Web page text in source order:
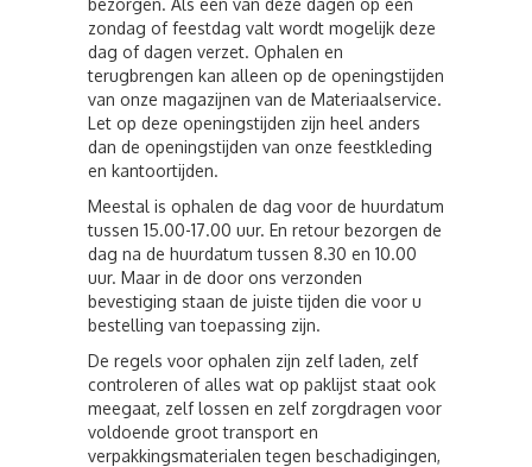
bezorgen. Als een van deze dagen op een
zondag of feestdag valt wordt mogelijk deze
dag of dagen verzet. Ophalen en
terugbrengen kan alleen op de openingstijden
van onze magazijnen van de Materiaalservice.
Let op deze openingstijden zijn heel anders
dan de openingstijden van onze feestkleding
en kantoortijden.
Meestal is ophalen de dag voor de huurdatum
tussen 15.00-17.00 uur. En retour bezorgen de
dag na de huurdatum tussen 8.30 en 10.00
uur. Maar in de door ons verzonden
bevestiging staan de juiste tijden die voor u
bestelling van toepassing zijn.
De regels voor ophalen zijn zelf laden, zelf
controleren of alles wat op paklijst staat ook
meegaat, zelf lossen en zelf zorgdragen voor
voldoende groot transport en
verpakkingsmaterialen tegen beschadigingen,